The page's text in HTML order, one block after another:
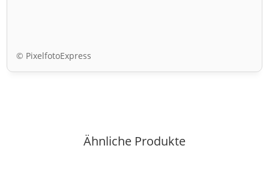
© PixelfotoExpress
Ähnliche Produkte